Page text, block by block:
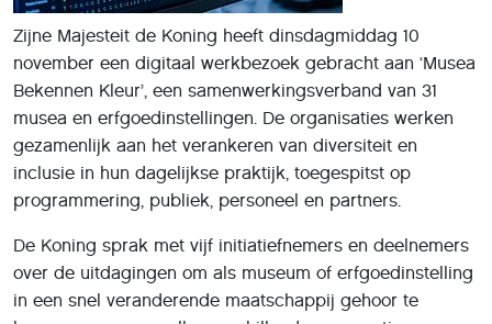
Zijne Majesteit de Koning heeft dinsdagmiddag 10
november een digitaal werkbezoek gebracht aan ‘Musea
Bekennen Kleur’, een samenwerkingsverband van 31
musea en erfgoedinstellingen. De organisaties werken
gezamenlijk aan het verankeren van diversiteit en
inclusie in hun dagelijkse praktijk, toegespitst op
programmering, publiek, personeel en partners.
De Koning sprak met vijf initiatiefnemers en deelnemers
over de uitdagingen om als museum of erfgoedinstelling
in een snel veranderende maatschappij gehoor te